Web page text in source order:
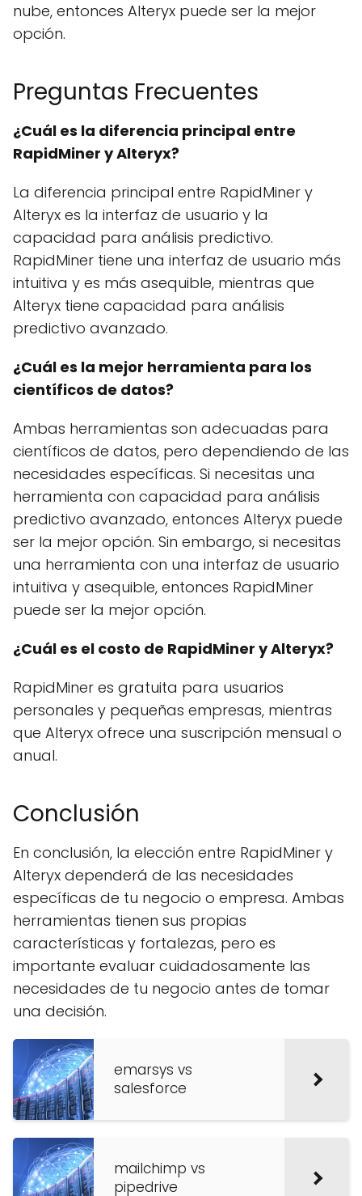
nube, entonces Alteryx puede ser la mejor
opción.
Preguntas Frecuentes
¿Cuál es la diferencia principal entre
RapidMiner y Alteryx?
La diferencia principal entre RapidMiner y
Alteryx es la interfaz de usuario y la
capacidad para análisis predictivo.
RapidMiner tiene una interfaz de usuario más
intuitiva y es más asequible, mientras que
Alteryx tiene capacidad para análisis
predictivo avanzado.
¿Cuál es la mejor herramienta para los
científicos de datos?
Ambas herramientas son adecuadas para
científicos de datos, pero dependiendo de las
necesidades específicas. Si necesitas una
herramienta con capacidad para análisis
predictivo avanzado, entonces Alteryx puede
ser la mejor opción. Sin embargo, si necesitas
una herramienta con una interfaz de usuario
intuitiva y asequible, entonces RapidMiner
puede ser la mejor opción.
¿Cuál es el costo de RapidMiner y Alteryx?
RapidMiner es gratuita para usuarios
personales y pequeñas empresas, mientras
que Alteryx ofrece una suscripción mensual o
anual.
Conclusión
En conclusión, la elección entre RapidMiner y
Alteryx dependerá de las necesidades
específicas de tu negocio o empresa. Ambas
herramientas tienen sus propias
características y fortalezas, pero es
importante evaluar cuidadosamente las
necesidades de tu negocio antes de tomar
una decisión.
emarsys vs
salesforce
mailchimp vs
pipedrive